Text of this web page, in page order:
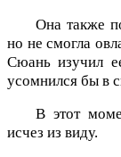
Она также
но не смогла
Сюань изучил
усомнился бы в
В этот
исчез из виду.